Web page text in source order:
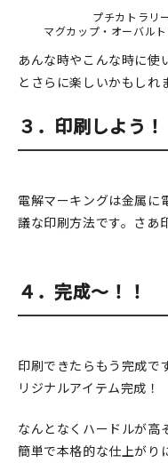
プチカトラリ
マグカップ・オーバル
あんな時やこんな時に使
とさらに楽しいかもしれ
３．印刷しよう！
電解マーキングは金属に
議な印刷方法です。さあ
４．完成～！！
印刷できたらもう完成で
リジナルアイテム完成！
なんとなくハードルが高
簡単で本格的な仕上がり